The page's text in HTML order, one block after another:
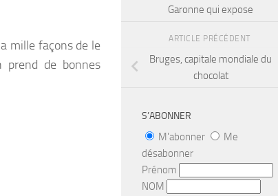
mille façons de le
prend de bonnes
Garonne qui expose
ARTICLE PRÉCÉDENT
Bruges, capitale mondiale du
chocolat
S’ABONNER
M'abonner
Me
désabonner
Prénom
NOM